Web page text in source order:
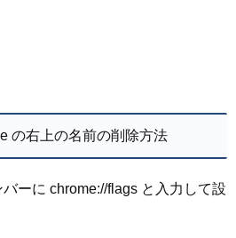
の右上の名前の削除方法
ーに chrome://flags と入力して設